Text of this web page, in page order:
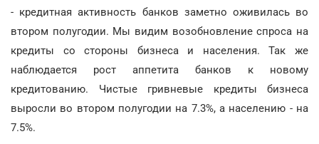
- кредитная активность банков заметно оживилась во
втором полугодии. Мы видим возобновление спроса на
кредиты со стороны бизнеса и населения. Так же
наблюдается рост аппетита банков к новому
кредитованию. Чистые гривневые кредиты бизнеса
выросли во втором полугодии на 7.3%, а населению - на
7.5%.